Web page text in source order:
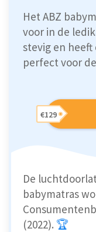
Het ABZ
voor in de
stevig en
perfect voor
€129
De
babymatras
(2022). 🏆